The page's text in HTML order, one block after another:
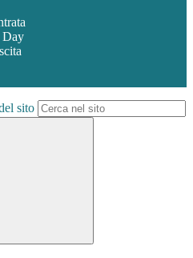
Day
sito